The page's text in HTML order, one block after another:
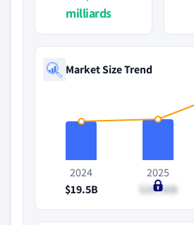
milliards
Market Size Trend
2024
$19.5B
2025
$20.56B